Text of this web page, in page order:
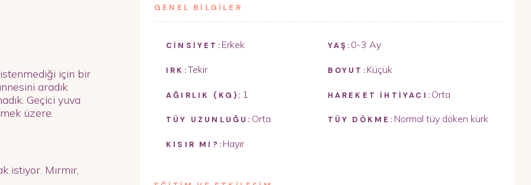
için bir
aradık
Geçici yuva
üzere.
istiyor. Mırmır,
GENEL BİLGİLER
CİNSİYET: Erkek YAŞ: 0-3 Ay
IRK:Tekir BOYUT: Küçük
AĞIRLIK (KG): 1 HAREKET İHTİYACI: Orta
TÜY UZUNLUĞU: Orta TÜY DÖKME: Normal tüy döken kürk
KISIR MI?: Hayır